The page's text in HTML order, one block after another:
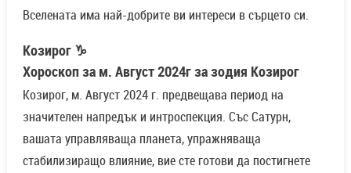
Вселената има най-добрите ви интереси в сърцето си.
Козирог ♑
Хороскоп за м. Август 2024г за зодия Козирог
Козирог, м. Август 2024 г. предвещава период на
значителен напредък и интроспекция. Със Сатурн,
вашата управляваща планета, упражняваща
стабилизиращо влияние, вие сте готови да постигнете